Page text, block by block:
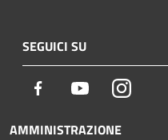
SEGUICI SU
Facebook Youtube
AMMINISTRAZIONE